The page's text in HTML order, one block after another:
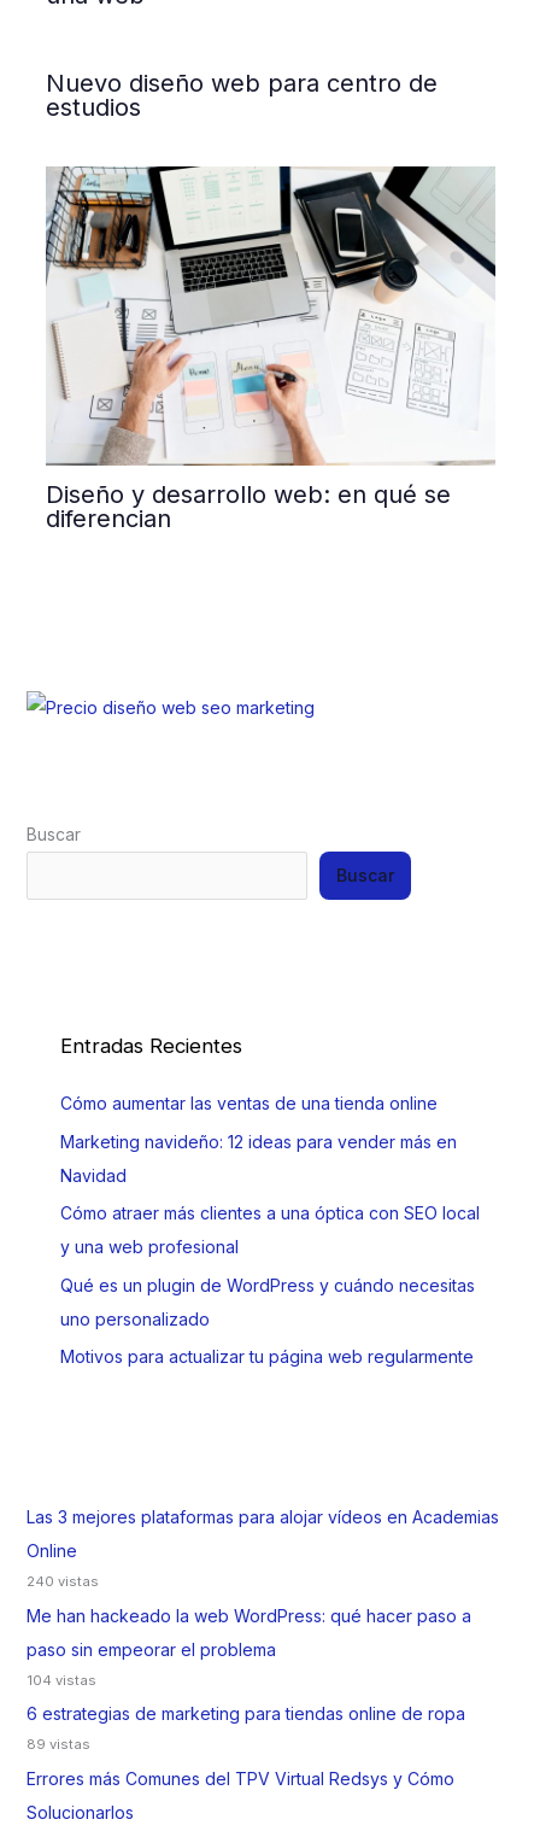
Nuevo diseño web para centro de
estudios
Diseño y desarrollo web: en qué se
diferencian
Buscar
Buscar
Entradas Recientes
Cómo aumentar las ventas de una tienda online
Marketing navideño: 12 ideas para vender más en
Navidad
Cómo atraer más clientes a una óptica con SEO local
y una web profesional
Qué es un plugin de WordPress y cuándo necesitas
uno personalizado
Motivos para actualizar tu página web regularmente
Las 3 mejores plataformas para alojar vídeos en Academias
Online
240 vistas
Me han hackeado la web WordPress: qué hacer paso a
paso sin empeorar el problema
104 vistas
6 estrategias de marketing para tiendas online de ropa
89 vistas
Errores más Comunes del TPV Virtual Redsys y Cómo
Solucionarlos